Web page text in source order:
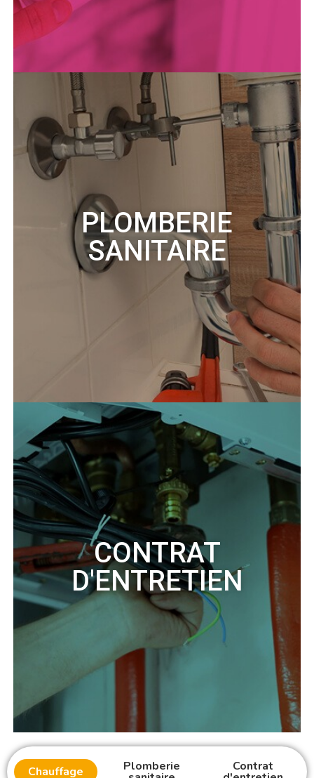
PLOMBERIE
SANITAIRE
CONTRAT
D'ENTRETIEN
Chauffage Plomberie Contrat